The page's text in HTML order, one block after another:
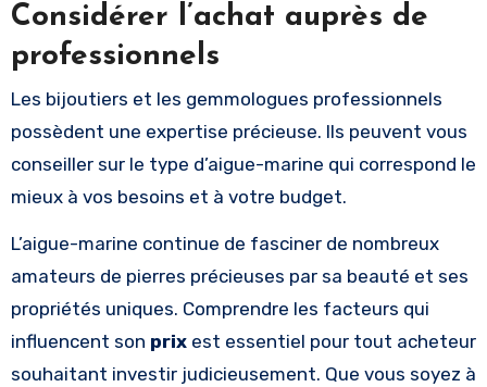
Considérer l’achat auprès de
professionnels
Les bijoutiers et les gemmologues professionnels
possèdent une expertise précieuse. Ils peuvent vous
conseiller sur le type d’aigue-marine qui correspond le
mieux à vos besoins et à votre budget.
L’aigue-marine continue de fasciner de nombreux
amateurs de pierres précieuses par sa beauté et ses
propriétés uniques. Comprendre les facteurs qui
influencent son prixest essentiel pour tout acheteur
souhaitant investir judicieusement. Que vous soyez à